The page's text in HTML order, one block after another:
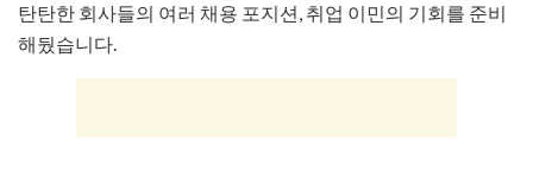
탄탄한 회사들의 여러 채용 포지션, 취업 이민의 기회를 준비
해뒀습니다.